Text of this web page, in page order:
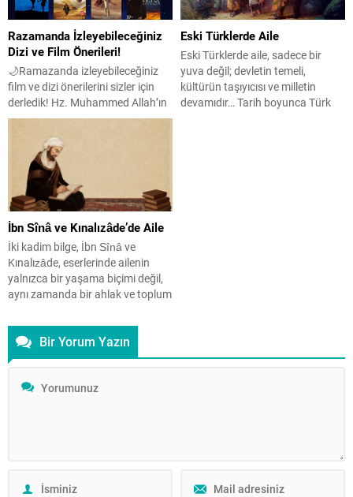
Razamanda İzleyebileceğiniz
Dizi ve Film Önerileri!
🌙Ramazanda izleyebileceğiniz
film ve dizi önerilerini sizler için
derledik! Hz. Muhammed Allah’ın
Elçisi Film peygamber efendimiz
Hz. Muhammed sallallahu aleyhi
ve sellem’in 12 yaşına kadar
geçen hayatını konu alıyor. İmam
Gazali Hüccet’ül- İslam 11. yüzyıl
Selçuklu dünyasında geçen bu
karakter odaklı tarihî drama,
Gazâlî’nin inişler ve çıkışlarla dolu
hayatını anlatıyor....
Eski Türklerde Aile
Eski Türklerde aile, sadece bir
yuva değil; devletin temeli,
kültürün taşıyıcısı ve milletin
devamıdır… Tarih boyunca Türk
İbn Sînâ ve Kınalızâde’de Aile
İki kadim bilge, İbn Sînâ ve
Kınalızâde, eserlerinde ailenin
yalnızca bir yaşama biçimi değil,
aynı zamanda bir ahlak ve toplum
vurgulayarak; eş seçiminden
çocuk terbiyesine, ev düzeninden
toplumsal bütünlüğe uzanan
Günümüzde yaşanan gelişmelerin
Bir Yorum Yazın